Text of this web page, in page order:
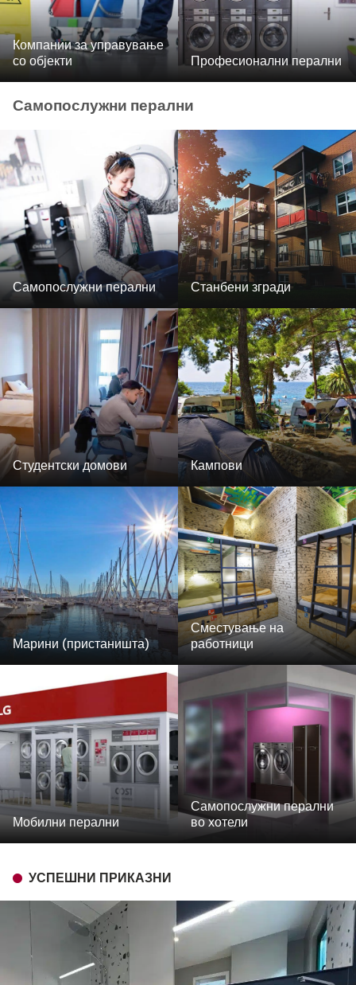
Компании за управување
со објекти
Професионални перални
Самопослужни перални
Самопослужни перални Станбени згради
Студентски домови Кампови
Марини (пристаништа)
Сместување на
работници
Мобилни перални
Самопослужни перални
во хотели
УСПЕШНИ ПРИКАЗНИ